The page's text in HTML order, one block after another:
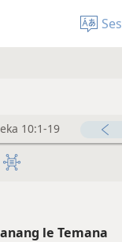
10:1-19
le Temana